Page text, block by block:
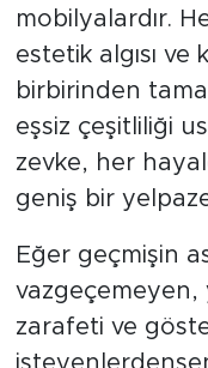
mobilyalardır.
estetik algısı
birbirinden
eşsiz çeşitliliği
zevke, her
geniş bir
Eğer geçmişin
vazgeçemeyen,
zarafeti ve